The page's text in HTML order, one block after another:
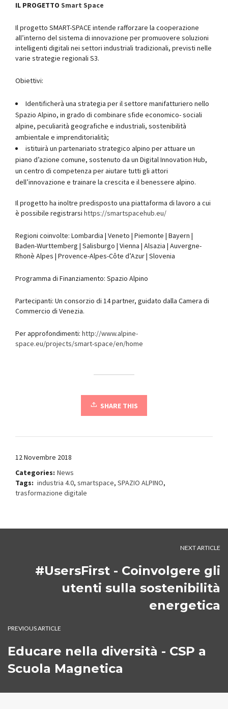
IL PROGETTO Smart Space
Il progetto SMART-SPACE intende rafforzare la cooperazione
all’interno del sistema di innovazione per promuovere soluzioni
intelligenti digitali nei settori industriali tradizionali, previsti nelle
varie strategie regionali S3.
Obiettivi:
Identificherà una strategia per il settore manifatturiero nello
Spazio Alpino, in grado di combinare sfide economico- sociali
alpine, peculiarità geografiche e industriali, sostenibilità
ambientale e imprenditorialità;
istituirà un partenariato strategico alpino per attuare un
piano d’azione comune, sostenuto da un Digital Innovation Hub,
un centro di competenza per aiutare tutti gli attori
dell’innovazione e trainare la crescita e il benessere alpino.
Il progetto ha inoltre predisposto una piattaforma di lavoro a cui
è possibile registrarsi https://smartspacehub.eu/
Regioni coinvolte: Lombardia | Veneto | Piemonte | Bayern |
Baden-Wurttemberg | Salisburgo | Vienna | Alsazia | Auvergne-
Rhonè Alpes | Provence-Alpes-Côte d’Azur | Slovenia
Programma di Finanziamento: Spazio Alpino
Partecipanti: Un consorzio di 14 partner, guidato dalla Camera di
Commercio di Venezia.
Per approfondimenti: http://www.alpine-
space.eu/projects/smart-space/en/home
SHARE THIS
12 Novembre 2018
Categories: News
Tags: industria 4.0, smartspace, SPAZIO ALPINO,
trasformazione digitale
NEXT ARTICLE
#UsersFirst - Coinvolgere gli
utenti sulla sostenibilità
energetica
PREVIOUS ARTICLE
Educare nella diversità - CSP a
Scuola Magnetica